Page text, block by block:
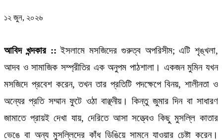
১২ জুন, ২০২৬
আবিদ খন্দকার :: ইসলামে মসজিদের গুরুত্ব অপরিসীম; এটি শৃঙ্খলা,
আদব ও সামাজিক সম্প্রীতির এক অনুপম পাঠশালা। একজন মুমিন যখন
মসজিদে প্রবেশ করেন, তখন তার প্রতিটি পদক্ষেপে বিনয়, শালীনতা ও
অন্যের প্রতি সম্মান ফুটে ওঠা বাঞ্ছনীয়। কিন্তু জুমার দিন বা সাধারণ
জামাতে প্রায়ই দেখা যায়, দেরিতে আসা সত্ত্বেও কিছু মুসল্লি কাতার
ভেঙে বা অন্য মুসল্লিদের কাঁধ ডিঙিয়ে সামনে যাওয়ার চেষ্টা করেন।